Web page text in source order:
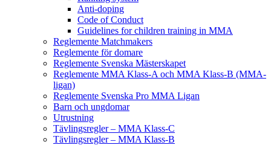
Anti-doping
Code of Conduct
Guidelines for children training in MMA
Reglemente Matchmakers
Reglemente för domare
Reglemente Svenska Mästerskapet
Reglemente MMA Klass-A och MMA Klass-B (MMA-
ligan)
Reglemente Svenska Pro MMA Ligan
Barn och ungdomar
Utrustning
Tävlingsregler – MMA Klass-C
Tävlingsregler – MMA Klass-B